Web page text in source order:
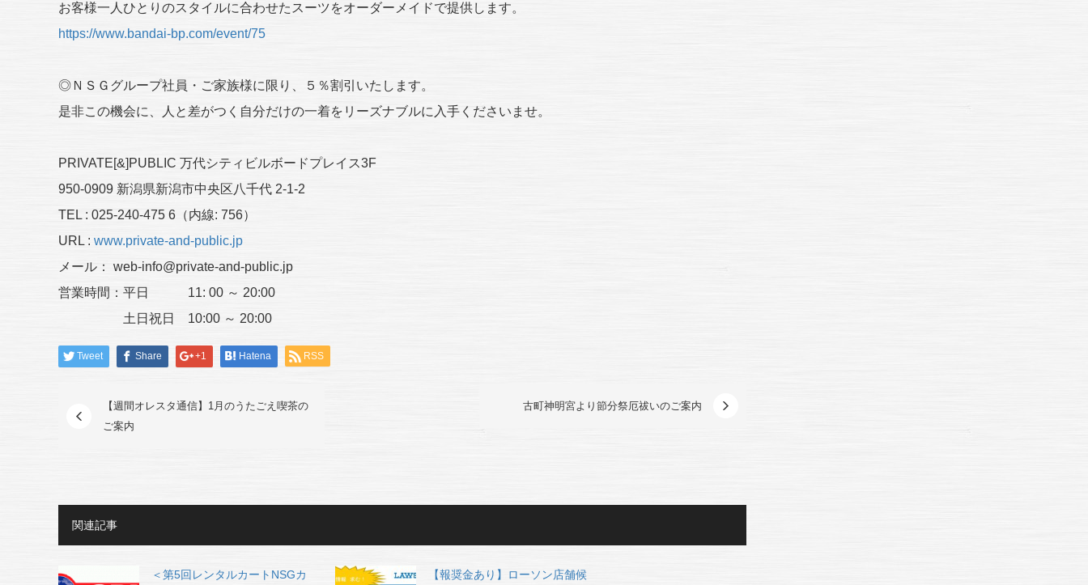
お客様一人ひとりのスタイルに合わせたスーツをオーダーメイドで提供します。
https://www.bandai-bp.com/event/75
◎ＮＳＧグループ社員・ご家族様に限り、５％割引いたします。
是非この機会に、人と差がつく自分だけの一着をリーズナブルに入手くださいませ。
PRIVATE[&]PUBLIC 万代シティビルボードプレイス3F
950-0909 新潟県新潟市中央区八千代 2-1-2
TEL : 025-240-475 6（内線: 756）
URL : www.private-and-public.jp
メール： web-info@private-and-public.jp
営業時間：平日 11: 00 ～ 20:00
土日祝日 10:00 ～ 20:00
Tweet Share +1 Hatena RSS
【週間オレスタ通信】1月のうたごえ喫茶の
ご案内
古町神明宮より節分祭厄祓いのご案内
関連記事
＜第5回レンタルカートNSGカ
【報奨金あり】ローソン店舗候